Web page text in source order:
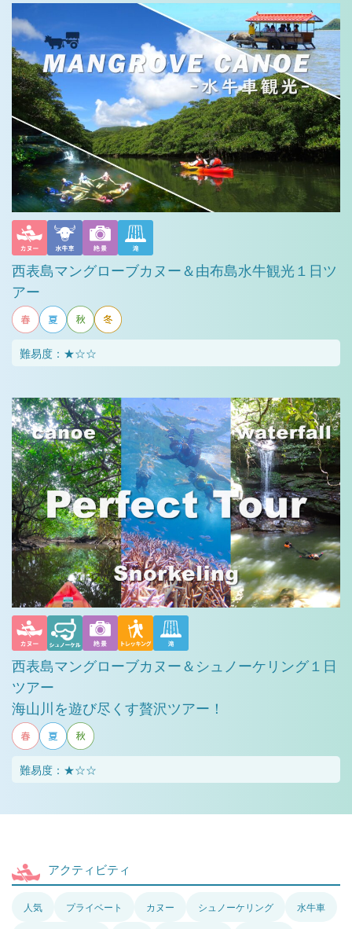
西表島マングローブカヌー＆由布島水牛観光１日ツ
アー
難易度：★☆☆
西表島マングローブカヌー＆シュノーケリング１日
ツアー
海山川を遊び尽くす贅沢ツアー！
難易度：★☆☆
アクティビティ
人気 プライベート カヌー シュノーケリング 水牛車